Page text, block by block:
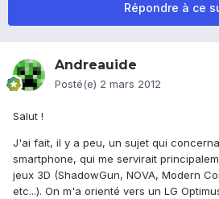
Répondre à ce
Andreauide
Posté(e) 2 mars 2012
Salut !
J'ai fait, il y a peu, un sujet qui
smartphone, qui me servirait
jeux 3D (ShadowGun, NOVA, Modern
etc...). On m'a orienté vers un LG